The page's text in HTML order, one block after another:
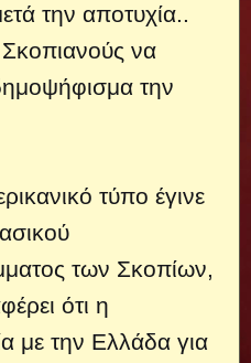
την αποτυχία..
να
την
τύπο έγινε
των Σκοπίων,
ότι η
με την Ελλάδα για